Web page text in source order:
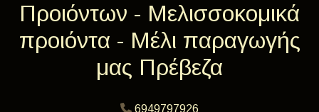
Προιόντων - Μελισσοκομικά
προιόντα - Μέλι παραγωγής
μας Πρέβεζα
6949797926